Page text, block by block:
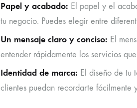
Papel y acabado: El papel y el
tu negocio. Puedes elegir entre
Un mensaje claro y conciso: El
entender rápidamente los servicios
Identidad de marca: El diseño de tu
clientes puedan recordarte fácilmente